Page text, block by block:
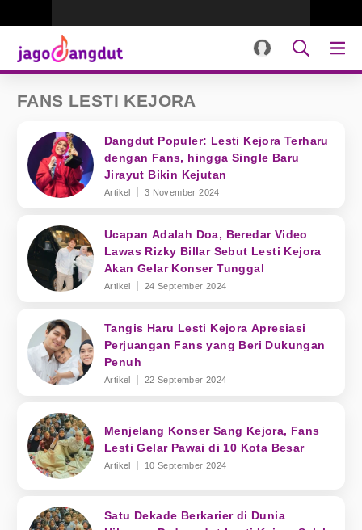
FANS LESTI KEJORA
Dangdut Populer: Lesti Kejora Terharu
dengan Fans, hingga Single Baru
Jirayut Bikin Kejutan
Artikel 3 November 2024
Ucapan Adalah Doa, Beredar Video
Lawas Rizky Billar Sebut Lesti Kejora
Akan Gelar Konser Tunggal
Artikel 24 September 2024
Tangis Haru Lesti Kejora Apresiasi
Perjuangan Fans yang Beri Dukungan
Penuh
Artikel 22 September 2024
Menjelang Konser Sang Kejora, Fans
Lesti Gelar Pawai di 10 Kota Besar
Artikel 10 September 2024
Satu Dekade Berkarier di Dunia